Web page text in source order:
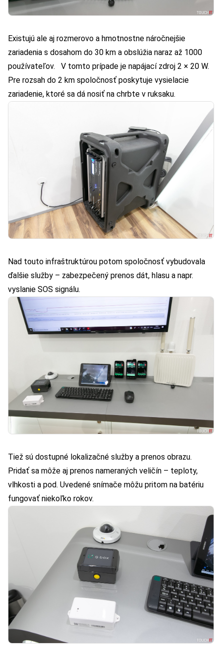
Existujú ale aj rozmerovo a hmotnostne náročnejšie
zariadenia s dosahom do 30 km a obslúžia naraz až 1000
používateľov. V tomto prípade je napájací zdroj 2 × 20 W.
Pre rozsah do 2 km spoločnosť poskytuje vysielacie
zariadenie, ktoré sa dá nosiť na chrbte v ruksaku.
Nad touto infraštruktúrou potom spoločnosť vybudovala
ďalšie služby – zabezpečený prenos dát, hlasu a napr.
vyslanie SOS signálu.
Tiež sú dostupné lokalizačné služby a prenos obrazu.
Pridať sa môže aj prenos nameraných veličín – teploty,
vlhkosti a pod. Uvedené snímače môžu pritom na batériu
fungovať niekoľko rokov.